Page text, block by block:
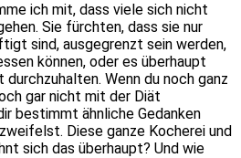
ich mit, dass viele sich nicht
Sie fürchten, dass sie nur
sind, ausgegrenzt sein werden,
können, oder es überhaupt
Wenn du noch ganz
gar nicht mit der Diät
bestimmt ähnliche Gedanken
Diese ganze Kocherei und
sich das überhaupt? Und wie